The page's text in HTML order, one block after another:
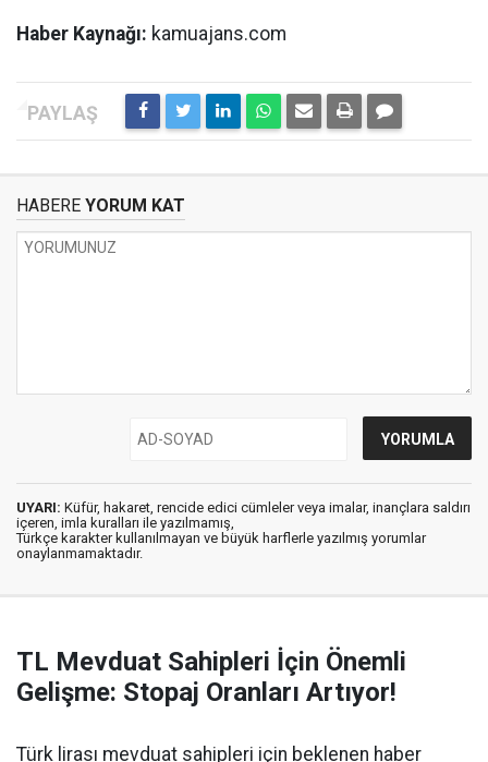
Haber Kaynağı: kamuajans.com
HABERE YORUM KAT
UYARI: Küfür, hakaret, rencide edici cümleler veya imalar, inançlara saldırı
içeren, imla kuralları ile yazılmamış,
Türkçe karakter kullanılmayan ve büyük harflerle yazılmış yorumlar
onaylanmamaktadır.
TL Mevduat Sahipleri İçin Önemli
Gelişme: Stopaj Oranları Artıyor!
Türk lirası mevduat sahipleri için beklenen haber